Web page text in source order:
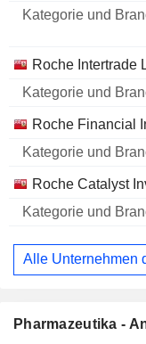
Roche Intertrade
Roche Financial
Roche Catalyst
Alle Unternehmen
Pharmazeutika -